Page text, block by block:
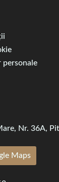
personale
Nr. 36A,
Maps